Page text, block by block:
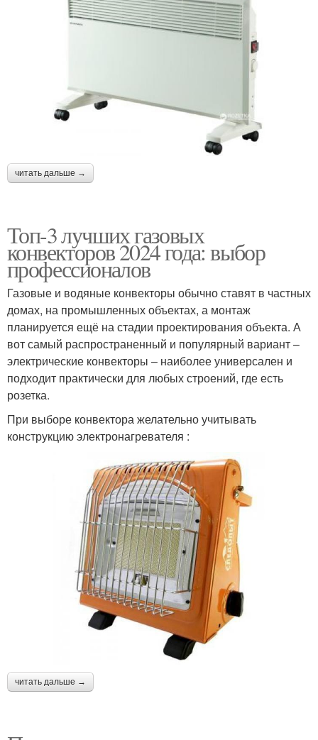
читать дальше →
Топ-3 лучших газовых
конвекторов 2024 года: выбор
профессионалов
Газовые и водяные конвекторы обычно ставят в частных
домах, на промышленных объектах, а монтаж
планируется ещё на стадии проектирования объекта. А
вот самый распространенный и популярный вариант –
электрические конвекторы – наиболее универсален и
подходит практически для любых строений, где есть
розетка.
При выборе конвектора желательно учитывать
конструкцию электронагревателя :
читать дальше →